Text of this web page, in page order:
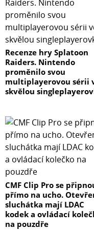
Recenze hry Splatoon
Raiders. Nintendo
proměnilo svou
multiplayerovou sérii
skvělou
CMF Clip Pro se
přímo na ucho.
sluchátka mají LDAC
kodek a ovládací
na pouzdře